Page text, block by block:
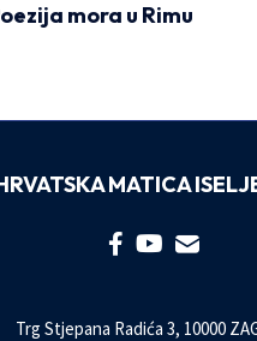
mora u Rimu
MATICA
Trg Stjepana Radića 3, 10000